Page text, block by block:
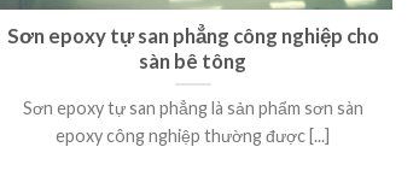
Sơn epoxy tự san phẳng công nghiệp cho
sàn bê tông
Sơn epoxy tự san phẳng là sản phẩm sơn sàn
epoxy công nghiệp thường được [...]